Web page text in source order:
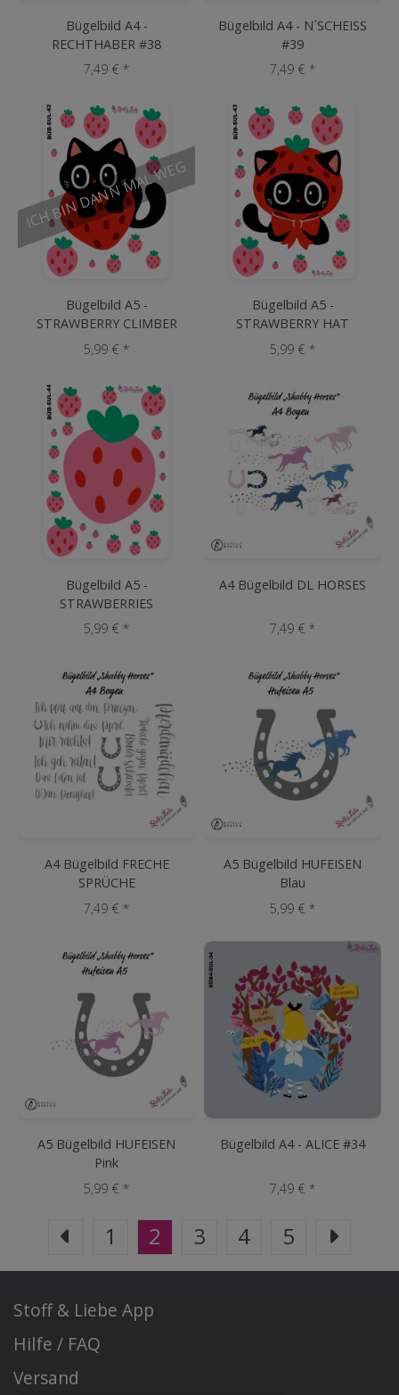
Bügelbild A4 -
RECHTHABER #38
7,49 € *
Bügelbild A4 - N´SCHEISS
#39
7,49 € *
ICH BIN DANN MAL WEG
Bügelbild A5 -
STRAWBERRY CLIMBER
5,99 € *
Bügelbild A5 -
STRAWBERRY HAT
5,99 € *
Bügelbild A5 -
STRAWBERRIES
5,99 € *
A4 Bügelbild DL HORSES
7,49 € *
A4 Bügelbild FRECHE
SPRÜCHE
7,49 € *
A5 Bügelbild HUFEISEN
Blau
5,99 € *
A5 Bügelbild HUFEISEN
Pink
5,99 € *
Bügelbild A4 - ALICE #34
7,49 € *
1 2 3 4 5
Stoff & Liebe App
Hilfe / FAQ
Versand